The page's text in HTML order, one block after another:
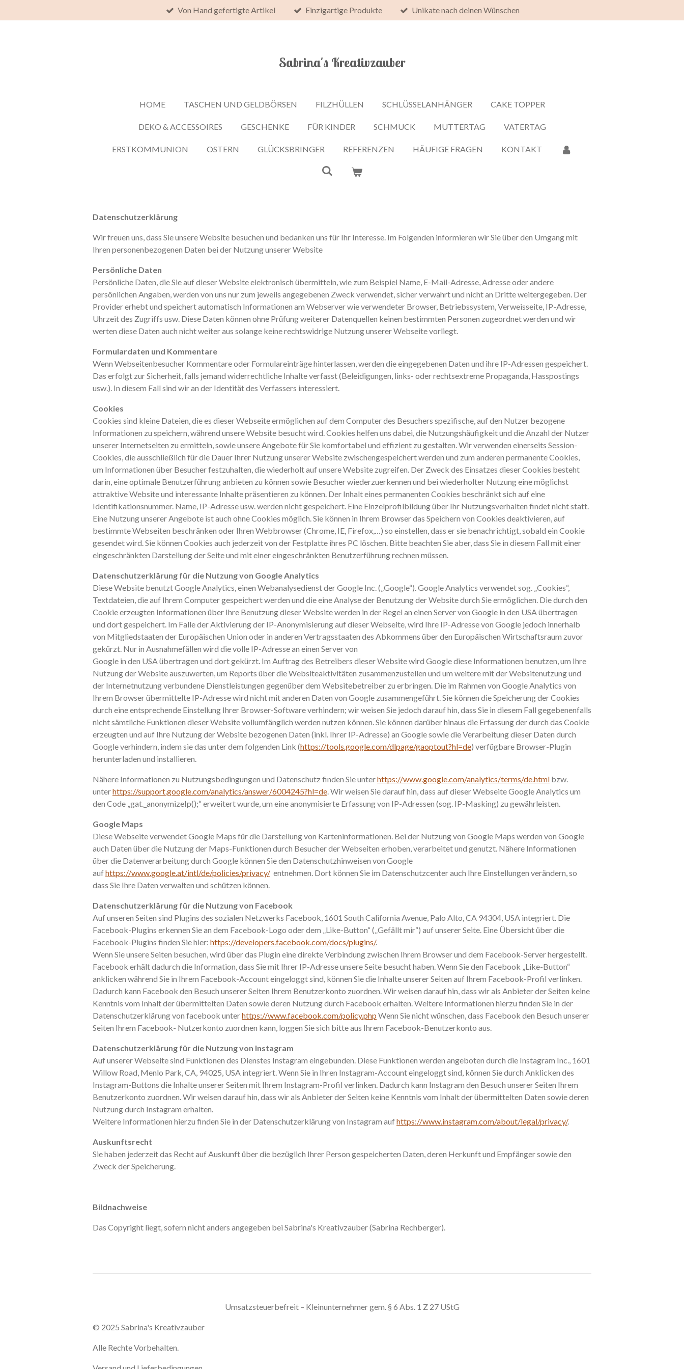
Hauptinhalt
Von Hand gefertigte Artikel Einzigartige Produkte Unikate nach deinen Wünschen
Sabrina's Kreativzauber
HOME TASCHEN UND GELDBÖRSEN FILZHÜLLEN SCHLÜSSELANHÄNGER CAKE TOPPER
DEKO & ACCESSOIRES GESCHENKE FÜR KINDER SCHMUCK MUTTERTAG VATERTAG
ERSTKOMMUNION OSTERN GLÜCKSBRINGER REFERENZEN HÄUFIGE FRAGEN KONTAKT
Datenschutzerklärung
Wir freuen uns, dass Sie unsere Website besuchen und bedanken uns für Ihr Interesse. Im Folgenden informieren wir Sie über den Umgang mit
Ihren personenbezogenen Daten bei der Nutzung unserer Website
Persönliche Daten
Persönliche Daten, die Sie auf dieser Website elektronisch übermitteln, wie zum Beispiel Name, E-Mail-Adresse, Adresse oder andere
persönlichen Angaben, werden von uns nur zum jeweils angegebenen Zweck verwendet, sicher verwahrt und nicht an Dritte weitergegeben. Der
Provider erhebt und speichert automatisch Informationen am Webserver wie verwendeter Browser, Betriebssystem, Verweisseite, IP-Adresse,
Uhrzeit des Zugriffs usw. Diese Daten können ohne Prüfung weiterer Datenquellen keinen bestimmten Personen zugeordnet werden und wir
werten diese Daten auch nicht weiter aus solange keine rechtswidrige Nutzung unserer Webseite vorliegt.
Formulardaten und Kommentare
Wenn Webseitenbesucher Kommentare oder Formulareinträge hinterlassen, werden die eingegebenen Daten und ihre IP-Adressen gespeichert.
Das erfolgt zur Sicherheit, falls jemand widerrechtliche Inhalte verfasst (Beleidigungen, links- oder rechtsextreme Propaganda, Hasspostings
usw.). In diesem Fall sind wir an der Identität des Verfassers interessiert.
Cookies
Cookies sind kleine Dateien, die es dieser Webseite ermöglichen auf dem Computer des Besuchers spezifische, auf den Nutzer bezogene
Informationen zu speichern, während unsere Website besucht wird. Cookies helfen uns dabei, die Nutzungshäufigkeit und die Anzahl der Nutzer
unserer Internetseiten zu ermitteln, sowie unsere Angebote für Sie komfortabel und effizient zu gestalten. Wir verwenden einerseits Session-
Cookies, die ausschließlich für die Dauer Ihrer Nutzung unserer Website zwischengespeichert werden und zum anderen permanente Cookies,
um Informationen über Besucher festzuhalten, die wiederholt auf unsere Website zugreifen. Der Zweck des Einsatzes dieser Cookies besteht
darin, eine optimale Benutzerführung anbieten zu können sowie Besucher wiederzuerkennen und bei wiederholter Nutzung eine möglichst
attraktive Website und interessante Inhalte präsentieren zu können. Der Inhalt eines permanenten Cookies beschränkt sich auf eine
Identifikationsnummer. Name, IP-Adresse usw. werden nicht gespeichert. Eine Einzelprofilbildung über Ihr Nutzungsverhalten findet nicht statt.
Eine Nutzung unserer Angebote ist auch ohne Cookies möglich. Sie können in Ihrem Browser das Speichern von Cookies deaktivieren, auf
bestimmte Webseiten beschränken oder Ihren Webbrowser (Chrome, IE, Firefox,…) so einstellen, dass er sie benachrichtigt, sobald ein Cookie
gesendet wird. Sie können Cookies auch jederzeit von der Festplatte ihres PC löschen. Bitte beachten Sie aber, dass Sie in diesem Fall mit einer
eingeschränkten Darstellung der Seite und mit einer eingeschränkten Benutzerführung rechnen müssen.
Datenschutzerklärung für die Nutzung von Google Analytics
Diese Website benutzt Google Analytics, einen Webanalysedienst der Google Inc. („Google“). Google Analytics verwendet sog. „Cookies“,
Textdateien, die auf Ihrem Computer gespeichert werden und die eine Analyse der Benutzung der Website durch Sie ermöglichen. Die durch den
Cookie erzeugten Informationen über Ihre Benutzung dieser Website werden in der Regel an einen Server von Google in den USA übertragen
und dort gespeichert. Im Falle der Aktivierung der IP-Anonymisierung auf dieser Webseite, wird Ihre IP-Adresse von Google jedoch innerhalb
von Mitgliedstaaten der Europäischen Union oder in anderen Vertragsstaaten des Abkommens über den Europäischen Wirtschaftsraum zuvor
gekürzt. Nur in Ausnahmefällen wird die volle IP-Adresse an einen Server von
Google in den USA übertragen und dort gekürzt. Im Auftrag des Betreibers dieser Website wird Google diese Informationen benutzen, um Ihre
Nutzung der Website auszuwerten, um Reports über die Websiteaktivitäten zusammenzustellen und um weitere mit der Websitenutzung und
der Internetnutzung verbundene Dienstleistungen gegenüber dem Websitebetreiber zu erbringen. Die im Rahmen von Google Analytics von
Ihrem Browser übermittelte IP-Adresse wird nicht mit anderen Daten von Google zusammengeführt. Sie können die Speicherung der Cookies
durch eine entsprechende Einstellung Ihrer Browser-Software verhindern; wir weisen Sie jedoch darauf hin, dass Sie in diesem Fall gegebenenfalls
nicht sämtliche Funktionen dieser Website vollumfänglich werden nutzen können. Sie können darüber hinaus die Erfassung der durch das Cookie
erzeugten und auf Ihre Nutzung der Website bezogenen Daten (inkl. Ihrer IP-Adresse) an Google sowie die Verarbeitung dieser Daten durch
Google verhindern, indem sie das unter dem folgenden Link (https://tools.google.com/dlpage/gaoptout?hl=de) verfügbare Browser-Plugin
herunterladen und installieren.
Nähere Informationen zu Nutzungsbedingungen und Datenschutz finden Sie unterhttps://www.google.com/analytics/terms/de.html bzw.
unterhttps://support.google.com/analytics/answer/6004245?hl=de. Wir weisen Sie darauf hin, dass auf dieser Webseite Google Analytics um
den Code „gat._anonymizeIp();“ erweitert wurde, um eine anonymisierte Erfassung von IP-Adressen (sog. IP-Masking) zu gewährleisten.
Google Maps
Diese Webseite verwendet Google Maps für die Darstellung von Karteninformationen. Bei der Nutzung von Google Maps werden von Google
auch Daten über die Nutzung der Maps-Funktionen durch Besucher der Webseiten erhoben, verarbeitet und genutzt. Nähere Informationen
über die Datenverarbeitung durch Google können Sie den Datenschutzhinweisen von Google
aufhttps://www.google.at/intl/de/policies/privacy/ entnehmen. Dort können Sie im Datenschutzcenter auch Ihre Einstellungen verändern, so
dass Sie Ihre Daten verwalten und schützen können.
Datenschutzerklärung für die Nutzung von Facebook
Auf unseren Seiten sind Plugins des sozialen Netzwerks Facebook, 1601 South California Avenue, Palo Alto, CA 94304, USA integriert. Die
Facebook-Plugins erkennen Sie an dem Facebook-Logo oder dem „Like-Button“ („Gefällt mir“) auf unserer Seite. Eine Übersicht über die
Facebook-Plugins finden Sie hier: https://developers.facebook.com/docs/plugins/.
Wenn Sie unsere Seiten besuchen, wird über das Plugin eine direkte Verbindung zwischen Ihrem Browser und dem Facebook-Server hergestellt.
Facebook erhält dadurch die Information, dass Sie mit Ihrer IP-Adresse unsere Seite besucht haben. Wenn Sie den Facebook „Like-Button“
anklicken während Sie in Ihrem Facebook-Account eingeloggt sind, können Sie die Inhalte unserer Seiten auf Ihrem Facebook-Profil verlinken.
Dadurch kann Facebook den Besuch unserer Seiten Ihrem Benutzerkonto zuordnen. Wir weisen darauf hin, dass wir als Anbieter der Seiten keine
Kenntnis vom Inhalt der übermittelten Daten sowie deren Nutzung durch Facebook erhalten. Weitere Informationen hierzu finden Sie in der
Datenschutzerklärung von facebook unterhttps://www.facebook.com/policy.php Wenn Sie nicht wünschen, dass Facebook den Besuch unserer
Seiten Ihrem Facebook- Nutzerkonto zuordnen kann, loggen Sie sich bitte aus Ihrem Facebook-Benutzerkonto aus.
Datenschutzerklärung für die Nutzung von Instagram
Auf unserer Webseite sind Funktionen des Dienstes Instagram eingebunden. Diese Funktionen werden angeboten durch die Instagram Inc., 1601
Willow Road, Menlo Park, CA, 94025, USA integriert. Wenn Sie in Ihren Instagram-Account eingeloggt sind, können Sie durch Anklicken des
Instagram-Buttons die Inhalte unserer Seiten mit Ihrem Instagram-Profil verlinken. Dadurch kann Instagram den Besuch unserer Seiten Ihrem
Benutzerkonto zuordnen. Wir weisen darauf hin, dass wir als Anbieter der Seiten keine Kenntnis vom Inhalt der übermittelten Daten sowie deren
Nutzung durch Instagram erhalten.
Weitere Informationen hierzu finden Sie in der Datenschutzerklärung von Instagram aufhttps://www.instagram.com/about/legal/privacy/.
Auskunftsrecht
Sie haben jederzeit das Recht auf Auskunft über die bezüglich Ihrer Person gespeicherten Daten, deren Herkunft und Empfänger sowie den
Zweck der Speicherung.
Bildnachweise
Das Copyright liegt, sofern nicht anders angegeben bei Sabrina's Kreativzauber (Sabrina Rechberger).
Umsatzsteuerbefreit – Kleinunternehmer gem. § 6 Abs. 1 Z 27 UStG
© 2025 Sabrina's Kreativzauber
Alle Rechte Vorbehalten.